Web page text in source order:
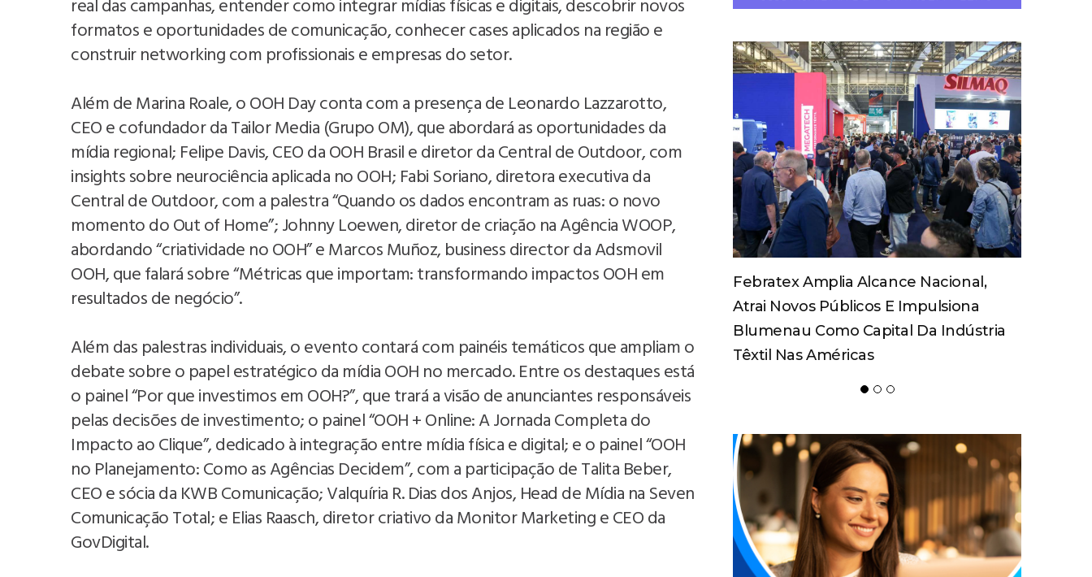
real das campanhas, entender como integrar mídias físicas e digitais, descobrir novos
formatos e oportunidades de comunicação, conhecer cases aplicados na região e
construir networking com profissionais e empresas do setor.
Além de Marina Roale, o OOH Day conta com a presença de Leonardo Lazzarotto,
CEO e cofundador da Tailor Media (Grupo OM), que abordará as oportunidades da
mídia regional; Felipe Davis, CEO da OOH Brasil e diretor da Central de Outdoor, com
insights sobre neurociência aplicada no OOH; Fabi Soriano, diretora executiva da
Central de Outdoor, com a palestra “Quando os dados encontram as ruas: o novo
momento do Out of Home”; Johnny Loewen, diretor de criação na Agência WOOP,
abordando “criatividade no OOH” e Marcos Muñoz, business director da Adsmovil
OOH, que falará sobre “Métricas que importam: transformando impactos OOH em
resultados de negócio”.
Além das palestras individuais, o evento contará com painéis temáticos que ampliam o
debate sobre o papel estratégico da mídia OOH no mercado. Entre os destaques está
o painel “Por que investimos em OOH?”, que trará a visão de anunciantes responsáveis
pelas decisões de investimento; o painel “OOH + Online: A Jornada Completa do
Impacto ao Clique”, dedicado à integração entre mídia física e digital; e o painel “OOH
no Planejamento: Como as Agências Decidem”, com a participação de Talita Beber,
CEO e sócia da KWB Comunicação; Valquíria R. Dias dos Anjos, Head de Mídia na Seven
Comunicação Total; e Elias Raasch, diretor criativo da Monitor Marketing e CEO da
GovDigital.
Febratex Amplia Alcance Nacional,
Blumenau Como Capital Da Indústria
Têxtil Nas Américas
Turismo Pedagógico Ganha Força E
Movimenta Economia Em Santa
Catarina